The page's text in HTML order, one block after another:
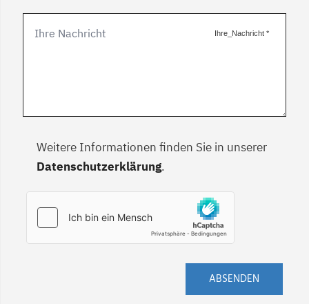
Ihre_Nachricht *
Weitere Informationen finden Sie in unserer
Datenschutzerklärung.
ABSENDEN